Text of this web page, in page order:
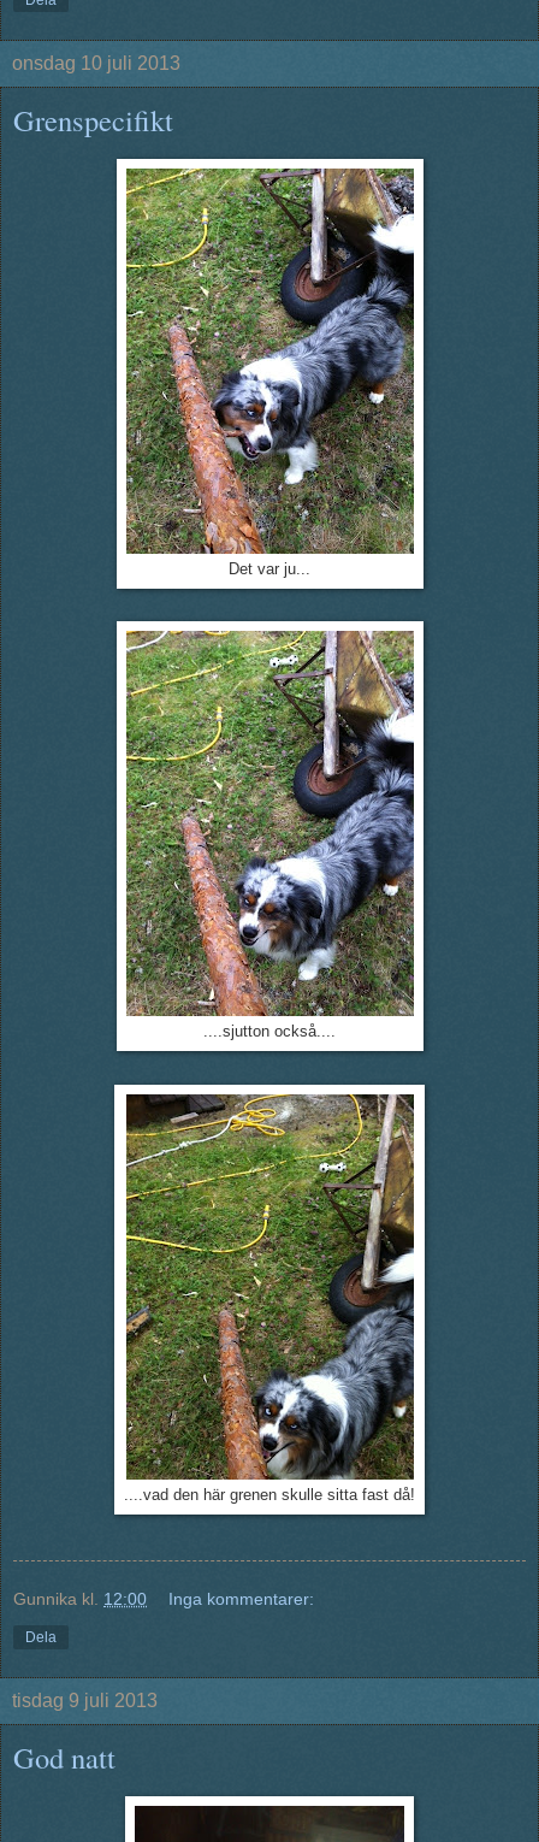
onsdag 10 juli 2013
Grenspecifikt
Det var ju...
....sjutton också....
....vad den här grenen skulle sitta fast då!
Gunnika kl. 12:00 Inga kommentarer:
Dela
tisdag 9 juli 2013
God natt